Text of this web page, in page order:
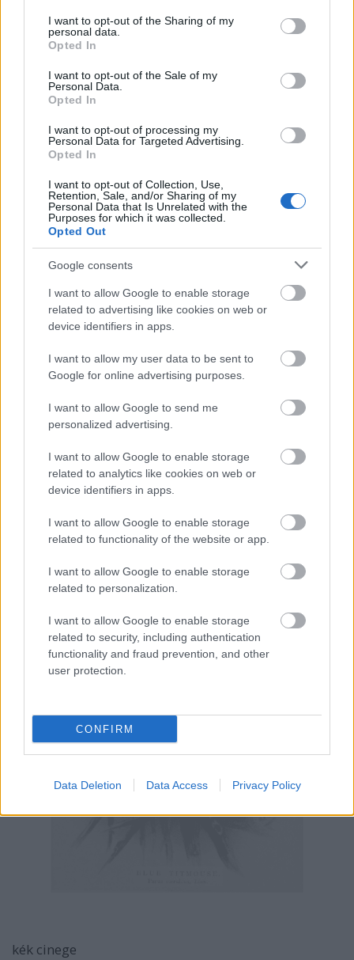
not limited to your visit or usage behaviour. You may click to
grant or deny consent to Google and its third-party tags to
use your data for below specified purposes in below Google
consent section.
I want to opt-out of the Sharing of my
personal data.
Opted In
I want to opt-out of the Sale of my
Personal Data.
Opted In
I want to opt-out of processing my
Personal Data for Targeted Advertising.
Opted In
I want to opt-out of Collection, Use,
Retention, Sale, and/or Sharing of my
Personal Data that Is Unrelated with the
Purposes for which it was collected.
Opted Out
Google consents
I want to allow Google to enable storage
related to advertising like cookies on web or
device identifiers in apps.
I want to allow my user data to be sent to
Google for online advertising purposes.
I want to allow Google to send me
personalized advertising.
I want to allow Google to enable storage
related to analytics like cookies on web or
device identifiers in apps.
I want to allow Google to enable storage
related to functionality of the website or app.
I want to allow Google to enable storage
related to personalization.
I want to allow Google to enable storage
related to security, including authentication
functionality and fraud prevention, and other
user protection.
CONFIRM
Data Deletion Data Access Privacy Policy
Az alábbi galériában megtekinthetők a fenti
mardarak kifestőként, ahogy a naptár oldalainak
kék cinege